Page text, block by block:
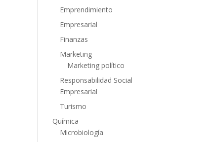
Emprendimiento
Empresarial
Finanzas
Marketing
Marketing político
Responsabilidad Social
Empresarial
Turismo
Química
Microbiología